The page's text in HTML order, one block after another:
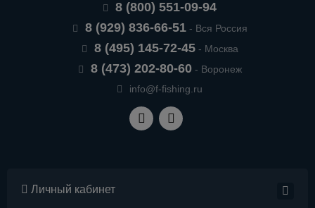
8 (800) 551-09-94
8 (929) 836-66-51- Вся Россия
8 (495) 145-72-45- Москва
8 (473) 202-80-60- Воронеж
info@f-fishing.ru
Личный кабинет